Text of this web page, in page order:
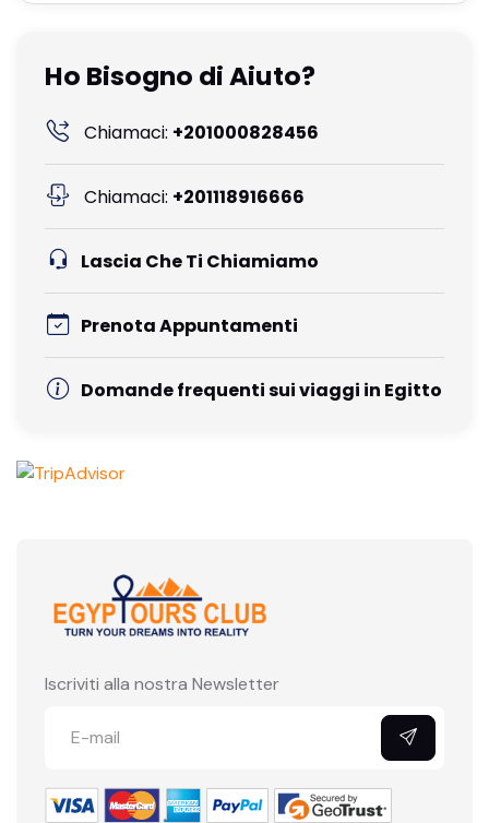
Ho Bisogno di Aiuto?
Chiamaci: +201000828456
Chiamaci: +201118916666
Lascia Che Ti Chiamiamo
Prenota Appuntamenti
Domande frequenti sui viaggi in Egitto
Iscriviti alla nostra Newsletter